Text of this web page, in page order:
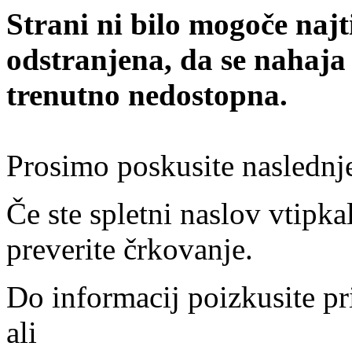
Strani ni bilo mogoče
odstranjena, da se
trenutno nedostopna.
Prosimo poskusite
Če ste spletni naslov
preverite črkovanje.
Do informacij poizkusite
ali